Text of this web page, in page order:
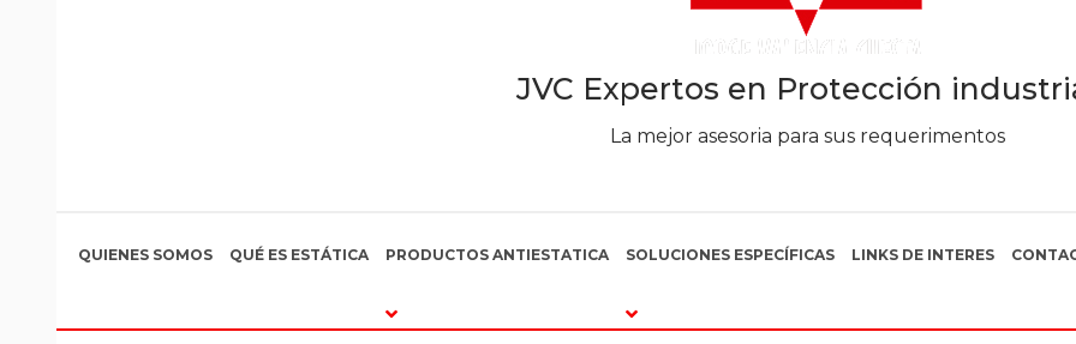
JVC Expertos en Protección
La mejor asesoria para sus requerimentos
QUIENES SOMOS QUÉ ES ESTÁTICA PRODUCTOS ANTIESTATICA SOLUCIONES ESPECÍFICAS LINKS DE INTERES